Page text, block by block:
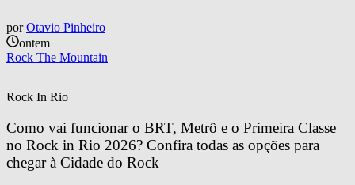
por Otavio Pinheiro
ontem
Rock The Mountain
Rock In Rio
Como vai funcionar o BRT, Metrô e o Primeira Classe
no Rock in Rio 2026? Confira todas as opções para
chegar à Cidade do Rock